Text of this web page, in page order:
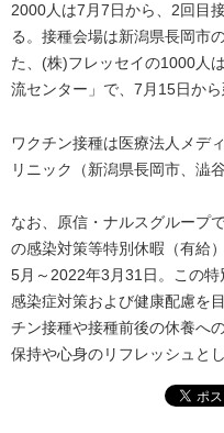
2000人は7月7日から、2回目
る。接種会場は新潟県長岡市
た、(株)フレッセイの1000人
流センター」で、7月15日から
ワクチン接種は医療法人メデ
リニック（新潟県長岡市、澁
なお、原信・ナルスグループ
の感染対策等特別休暇（有給
5月～2022年3月31日。この
感染症対策および健康配慮を
チン接種や接種前後の休養へ
保持や心身のリフレッシュと